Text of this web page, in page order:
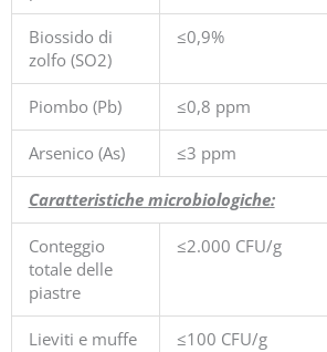
Biossido di
zolfo (SO2)
≤0,9%
Piombo (Pb) ≤0,8 ppm
Arsenico (As) ≤3 ppm
Caratteristiche microbiologiche:
Conteggio
totale delle
piastre
≤2.000 CFU/g
Lieviti e muffe ≤100 CFU/g